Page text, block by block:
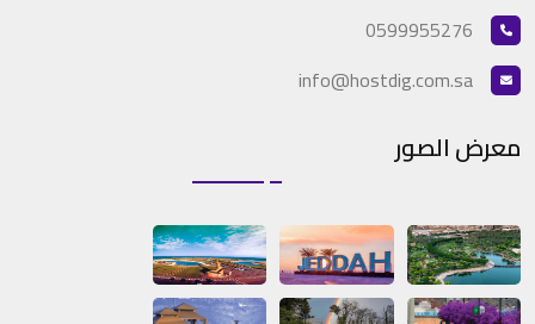
0599955276
info@hostdig.com.sa
معرض الصور